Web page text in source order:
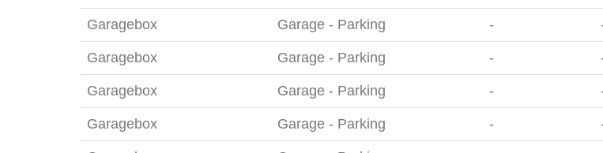
Garagebox Garage - Parking -
Garagebox Garage - Parking -
Garagebox Garage - Parking -
Garagebox Garage - Parking -